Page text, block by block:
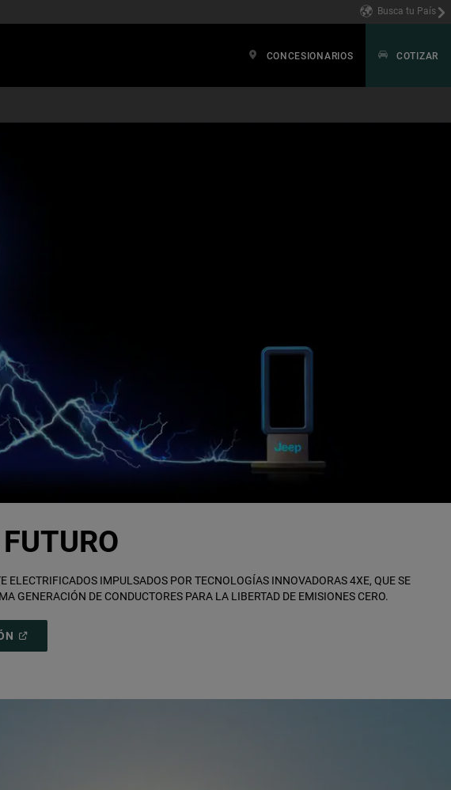
Busca tu País
CONCESIONARIOS COTIZAR
ELECTRIFICADOS IMPULSADOS ​​POR TECNOLOGÍAS INNOVADORAS 4XE, QUE SE
GENERACIÓN DE CONDUCTORES PARA LA LIBERTAD DE EMISIONES CERO.
OPEN